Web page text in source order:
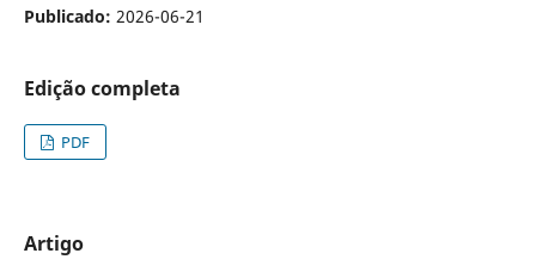
Publicado: 2026-06-21
Edição completa
PDF
Artigo